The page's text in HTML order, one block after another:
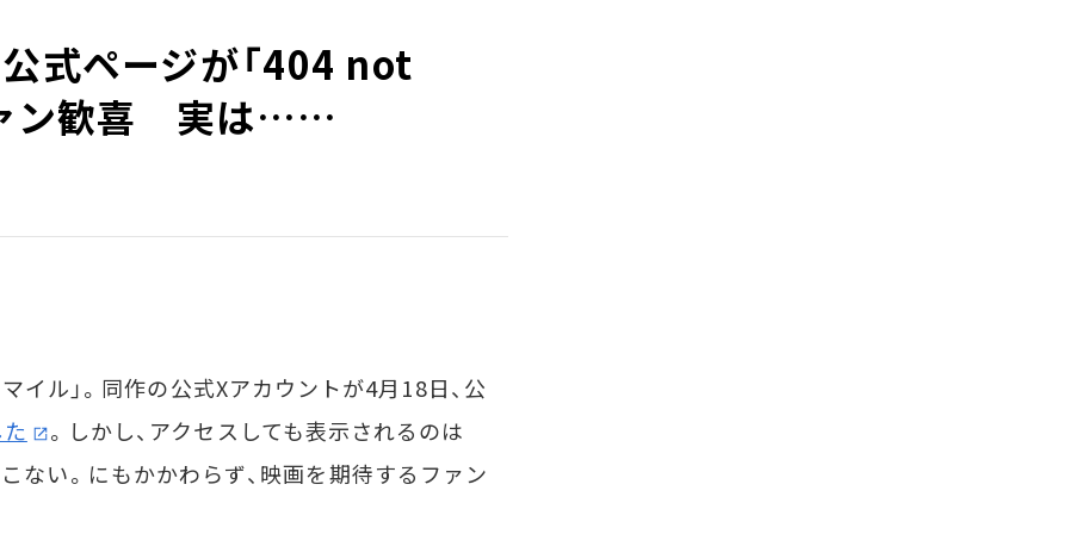
公式ページが「404 not
ン歓喜 実は……
ル」。同作の公式Xアカウントが4月18日、公
。しかし、アクセスしても表示されるのは
ない。にもかかわらず、映画を期待するファン